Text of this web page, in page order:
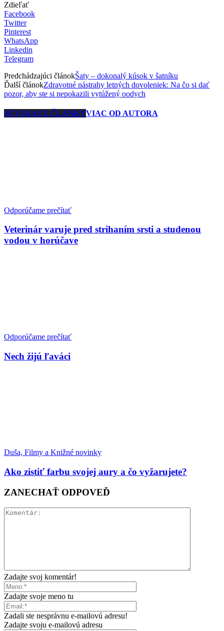
Zdieľať
Facebook
Twitter
Pinterest
WhatsApp
Linkedin
Telegram
Predchádzajúci článokŠaty – dokonalý kúsok v šatníku
Ďalší článokZdravotné nástrahy letných dovoleniek: Na čo si dať
pozor, aby ste si nepokazili vytúžený oodych
SÚVISIACE ČLÁNKYVIAC OD AUTORA
Odporúčame prečítať
Veterinár varuje pred strihaním srsti a studenou
vodou v horúčave
Odporúčame prečítať
Nech žijú ľaváci
Duša, Filmy a Knižné novinky
Ako zistiť farbu svojej aury a čo vyžarujete?
ZANECHAŤ ODPOVEĎ
Zadajte svoj komentár!
Zadajte svoje meno tu
Zadali ste nesprávnu e-mailovú adresu!
Zadajte svoju e-mailovú adresu